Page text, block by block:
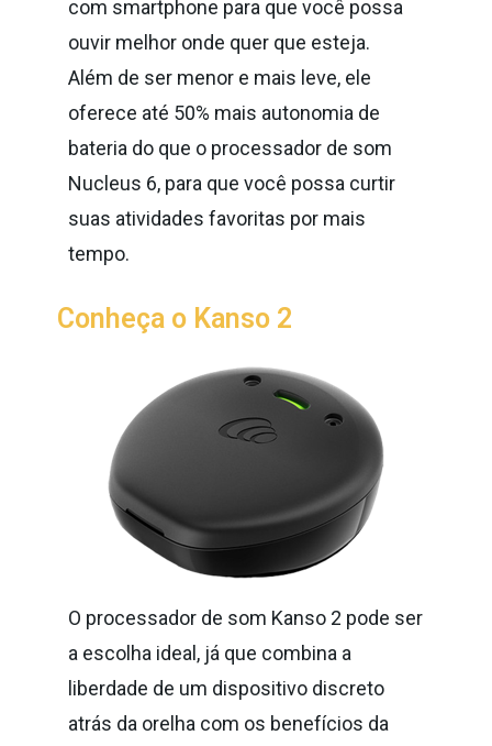
com smartphone para que você possa
ouvir melhor onde quer que esteja.
Além de ser menor e mais leve, ele
oferece até 50% mais autonomia de
bateria do que o processador de som
Nucleus 6, para que você possa curtir
suas atividades favoritas por mais
tempo.
Conheça o Kanso 2
O processador de som Kanso 2 pode ser
a escolha ideal, já que combina a
liberdade de um dispositivo discreto
atrás da orelha com os benefícios da